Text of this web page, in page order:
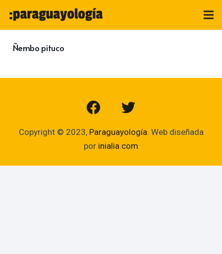
Ñembo pituco
Copyright © 2023, Paraguayología. Web diseñada
por inialia.com